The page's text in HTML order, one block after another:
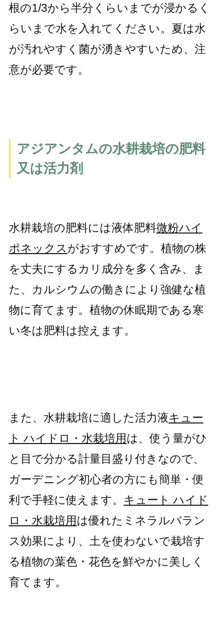
根の1/3から半分くらいまでが浸かるく
らいまで水を入れてください。夏は水
が汚れやすく菌が湧きやすいため、注
意が必要です。
アジアンタムの水耕栽培の肥料
又は活力剤
水耕栽培の肥料には液体肥料微粉ハイ
ポネックスがおすすめです。植物の株
を丈夫にするカリ成分を多く含み、ま
た、カルシウムの働きにより強健な植
物に育てます。植物の休眠期である寒
い冬は肥料は控えます。
また、水耕栽培に適した活力液キュー
ト ハイドロ・水栽培用は、使う量がひ
と目で分かる計量目盛り付きなので、
ガーデニング初心者の方にも簡単・便
利で手軽に使えます。 キュート ハイド
ロ・水栽培用は優れたミネラルバラン
ス効果により、土を使わないで栽培す
る植物の葉色・花色を鮮やかに美しく
育てます。